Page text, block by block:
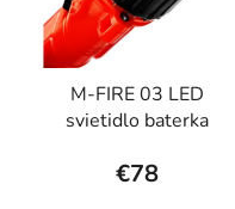
M-FIRE 03 LED
svietidlo baterka
€78